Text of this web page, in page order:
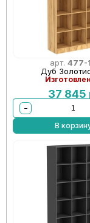
арт. 477-
Дуб
37 845
−
В